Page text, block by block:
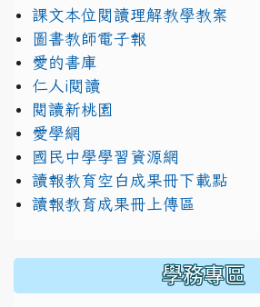
課文本位閱讀理解教學教案
圖書教師電子報
愛的書庫
仁人i閱讀
閱讀新桃園
愛學網
國民中學學習資源網
讀報教育空白成果冊下載點
讀報教育成果冊上傳區
學務專區